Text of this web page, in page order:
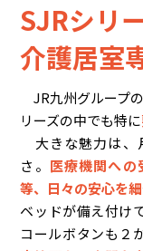
SJRシリ
介護居室
JR九州グループ
リーズの中でも特に
大きな魅力は、
さ。 医療機関への
等、日々の安心を
ベッドが備え付け
コールボタンも２